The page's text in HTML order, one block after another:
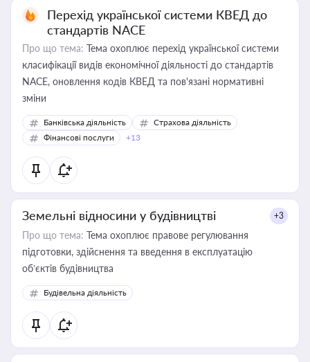
Перехід української системи КВЕД до
стандартів NACE
Про що тема: Тема охоплює перехід української системи
класифікації видів економічної діяльності до стандартів
NACE, оновлення кодів КВЕД та пов'язані нормативні
зміни
Банківська діяльність
Страхова діяльність
Фінансові послуги
+13
Земельні відносини у будівництві +3
Про що тема: Тема охоплює правове регулювання
підготовки, здійснення та введення в експлуатацію
об’єктів будівництва
Будівельна діяльність